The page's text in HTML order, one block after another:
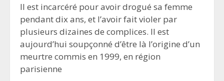
Il est incarcéré pour avoir drogué sa femme
pendant dix ans, et l’avoir fait violer par
plusieurs dizaines de complices. Il est
aujourd’hui soupçonné d’être là l’origine d’un
meurtre commis en 1999, en région
parisienne